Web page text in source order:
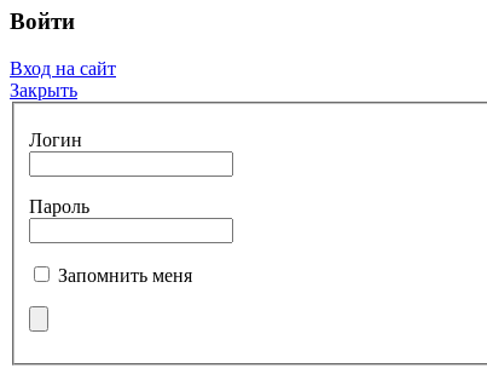
Войти
Вход на сайт
Закрыть
Логин
Пароль
Запомнить меня